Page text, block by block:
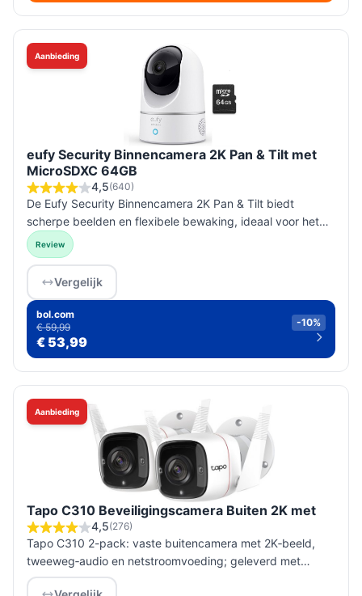
Aanbieding
eufy Security Binnencamera 2K Pan & Tilt met
MicroSDXC 64GB
4,5(640)
De Eufy Security Binnencamera 2K Pan & Tilt biedt
scherpe beelden en flexibele bewaking, ideaal voor het
beveiligen van jouw binnenruimtes.
Review
Vergelijk
bol.com
€ 59,99
€ 53,99
-10%
Aanbieding
Tapo C310 Beveiligingscamera Buiten 2K met
4,5(276)
Tapo C310 2-pack: vaste buitencamera met 2K‑beeld,
tweeweg‑audio en netstroomvoeding; geleverd met
muurbeugel. Controleer stroompunt en netwerk bij